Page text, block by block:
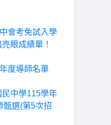
會考免試入學
眼成績單！
度導師名單
中學115學年
甄選(第5次招